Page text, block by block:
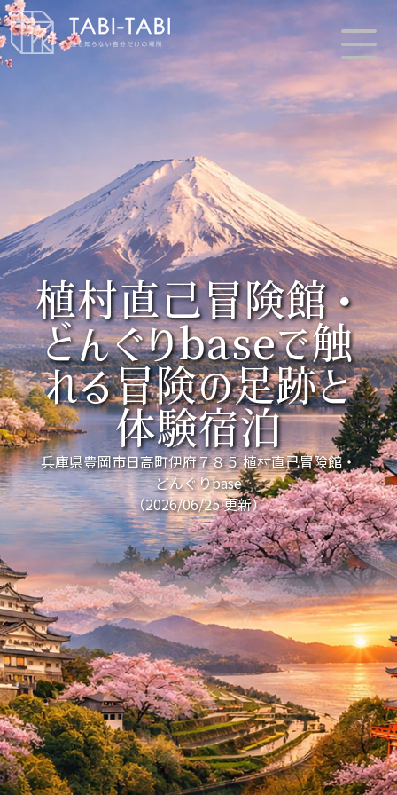
植村直己冒険館・
どんぐりbaseで触
れる冒険の足跡と
体験宿泊
兵庫県豊岡市日高町伊府７８５ 植村直己冒険館・
どんぐりbase
（2026/06/25 更新）